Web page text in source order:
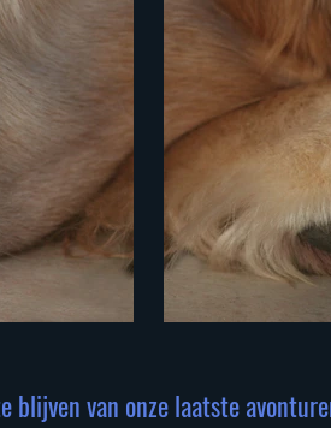
blijven van onze laatste